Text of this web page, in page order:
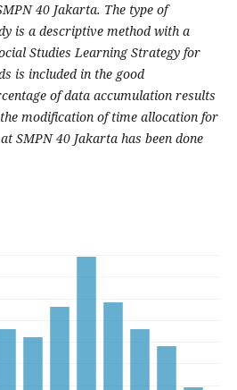
40 Jakarta. The type of
is a descriptive method with a
Studies Learning Strategy for
is included in the good
of data accumulation results
modification of time allocation for
SMPN 40 Jakarta has been done